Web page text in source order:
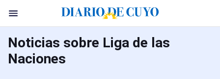
Noticias sobre Liga de las
Naciones